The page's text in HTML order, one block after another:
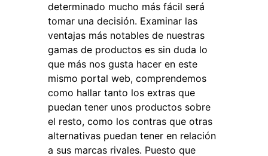
determinado mucho más fácil será
tomar una decisión. Examinar las
ventajas más notables de nuestras
gamas de productos es sin duda lo
que más nos gusta hacer en este
mismo portal web, comprendemos
como hallar tanto los extras que
puedan tener unos productos sobre
el resto, como los contras que otras
alternativas puedan tener en relación
a sus marcas rivales. Puesto que